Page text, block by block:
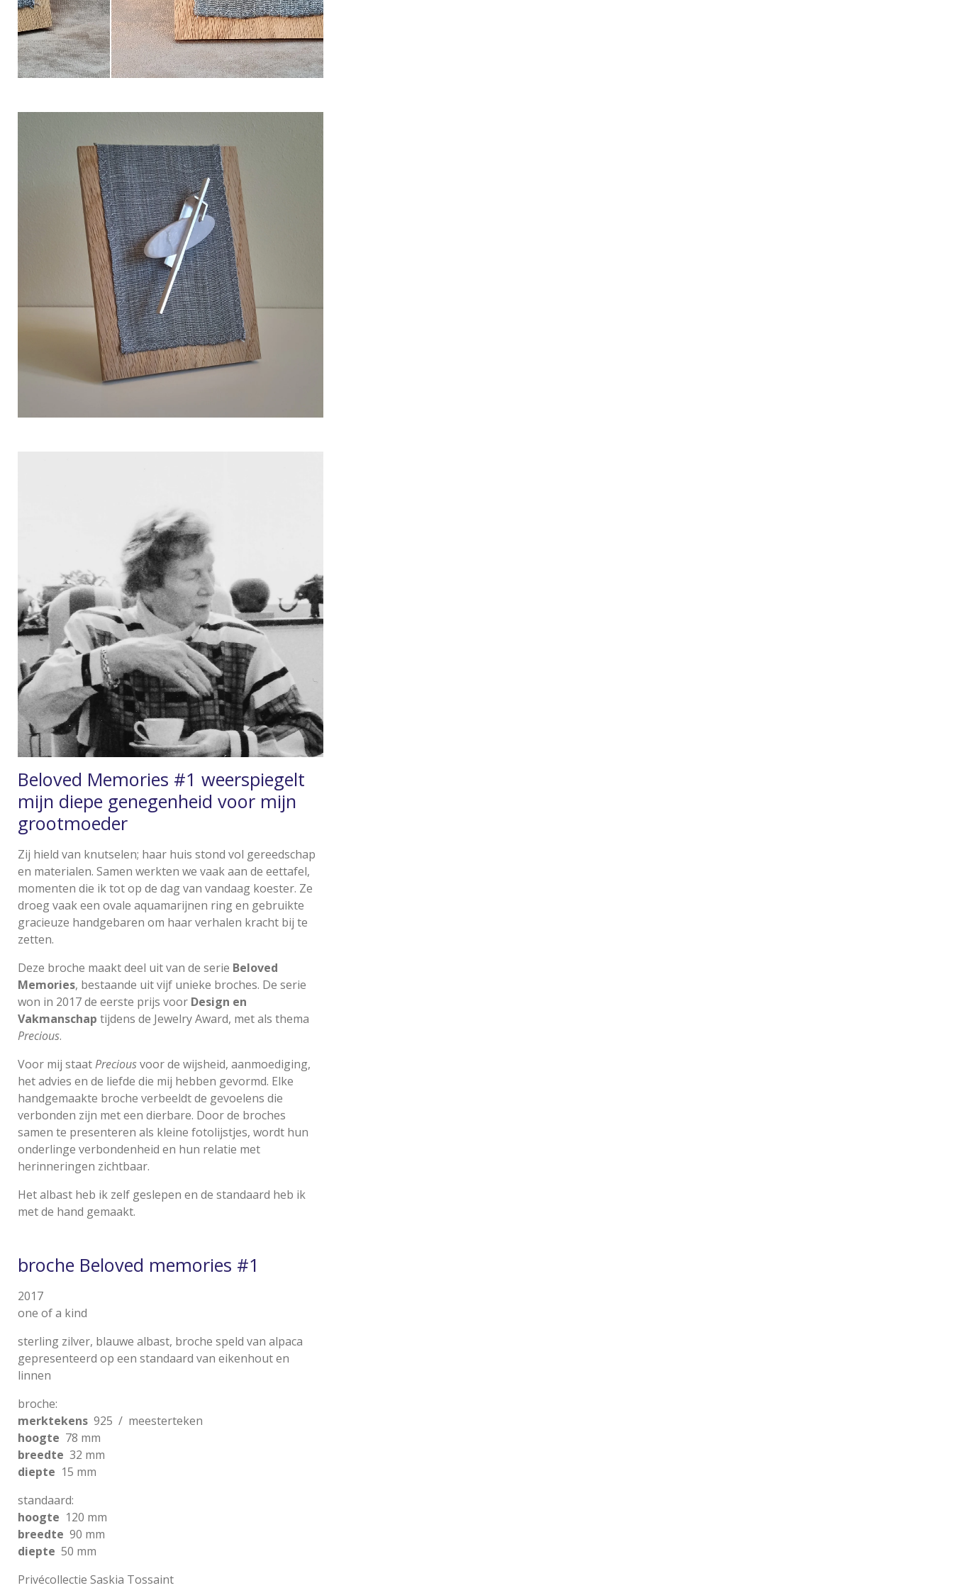
Beloved Memories #1 weerspiegelt
mijn diepe genegenheid voor mijn
grootmoeder
Zij hield van knutselen; haar huis stond vol gereedschap
en materialen. Samen werkten we vaak aan de eettafel,
momenten die ik tot op de dag van vandaag koester. Ze
droeg vaak een ovale aquamarijnen ring en gebruikte
gracieuze handgebaren om haar verhalen kracht bij te
zetten.
Deze broche maakt deel uit van de serie Beloved
Memories, bestaande uit vijf unieke broches. De serie
won in 2017 de eerste prijs voor Design en
Vakmanschap tijdens de Jewelry Award, met als thema
Precious.
Voor mij staatPreciousvoor de wijsheid, aanmoediging,
het advies en de liefde die mij hebben gevormd. Elke
handgemaakte broche verbeeldt de gevoelens die
verbonden zijn met een dierbare. Door de broches
samen te presenteren als kleine fotolijstjes, wordt hun
onderlinge verbondenheid en hun relatie met
herinneringen zichtbaar.
Het albast heb ik zelf geslepen en de standaard heb ik
met de hand gemaakt.
broche Beloved memories #1
2017
one of a kind
sterling zilver, blauwe albast, broche speld van alpaca
gepresenteerd op een standaard van eikenhout en
linnen
broche:
merktekens 925 / meesterteken
hoogte 78 mm
breedte 32 mm
diepte 15 mm
standaard:
hoogte 120 mm
breedte 90 mm
diepte 50 mm
Privécollectie Saskia Tossaint